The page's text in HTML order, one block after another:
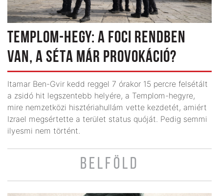
TEMPLOM-HEGY: A FOCI RENDBEN
VAN, A SÉTA MÁR PROVOKÁCIÓ?
Itamar Ben-Gvir kedd reggel 7 órakor 15 percre felsétált
a zsidó hit legszentebb he­lyére, a Templom-hegyre,
mire nemzetközi hisztériahullám vette kezdetét, amiért
Izrael megsértette a terület status quóját. Pedig semmi
ilyesmi nem történt.
BELFÖLD